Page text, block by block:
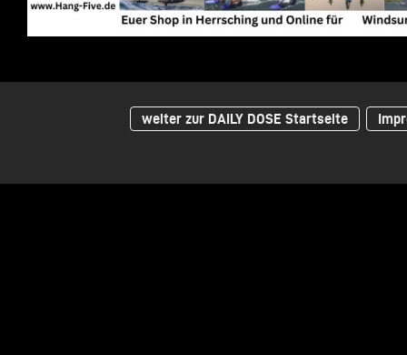
weiter zur DAILY DOSE Startseite